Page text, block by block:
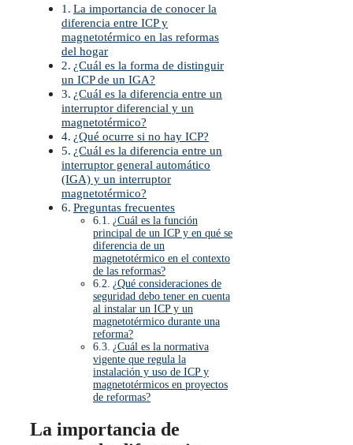
La importancia de conocer la
diferencia entre ICP y
magnetotérmico en las reformas
del hogar
¿Cuál es la forma de distinguir
un ICP de un IGA?
¿Cuál es la diferencia entre un
interruptor diferencial y un
magnetotérmico?
¿Qué ocurre si no hay ICP?
¿Cuál es la diferencia entre un
interruptor general automático
(IGA) y un interruptor
magnetotérmico?
Preguntas frecuentes
¿Cuál es la función
principal de un ICP y en qué se
diferencia de un
magnetotérmico en el contexto
de las reformas?
¿Qué consideraciones de
seguridad debo tener en cuenta
al instalar un ICP y un
magnetotérmico durante una
reforma?
¿Cuál es la normativa
vigente que regula la
instalación y uso de ICP y
magnetotérmicos en proyectos
de reformas?
La importancia de